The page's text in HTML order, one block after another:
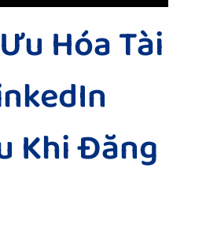
Hóa Tài
Khi Đăng